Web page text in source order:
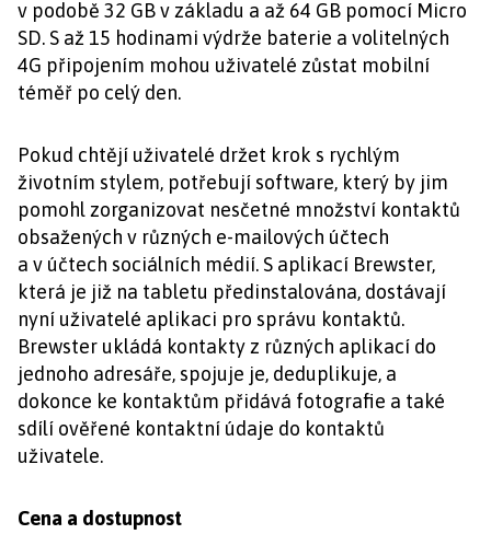
v podobě 32 GB v základu a až 64 GB pomocí Micro
SD. S až 15 hodinami výdrže baterie a volitelných
4G připojením mohou uživatelé zůstat mobilní
téměř po celý den.
Pokud chtějí uživatelé držet krok s rychlým
životním stylem, potřebují software, který by jim
pomohl zorganizovat nesčetné množství kontaktů
obsažených v různých e-mailových účtech
a v účtech sociálních médií. S aplikací Brewster,
která je již na tabletu předinstalována, dostávají
nyní uživatelé aplikaci pro správu kontaktů.
Brewster ukládá kontakty z různých aplikací do
jednoho adresáře, spojuje je, deduplikuje, a
dokonce ke kontaktům přidává fotografie a také
sdílí ověřené kontaktní údaje do kontaktů
uživatele.
Cena a dostupnost